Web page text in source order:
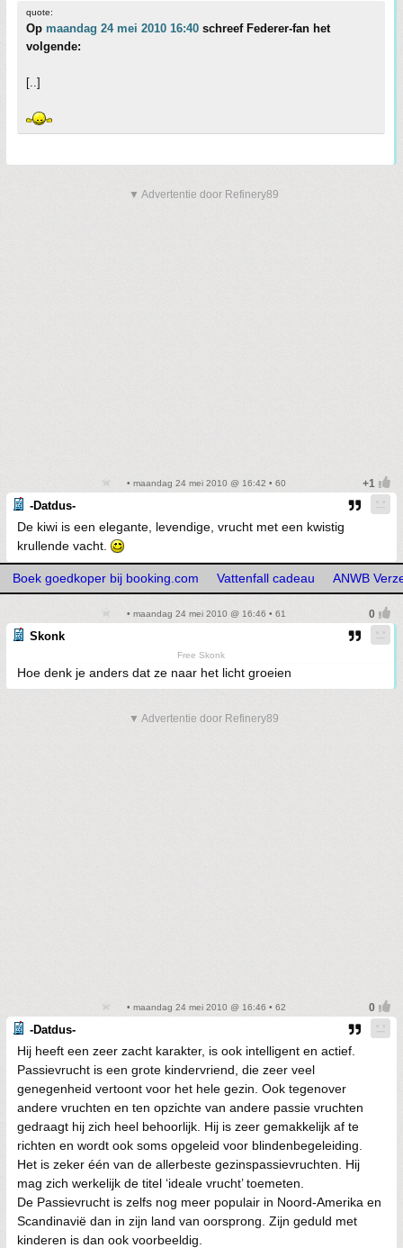
quote:
Op maandag 24 mei 2010 16:40 schreef Federer-fan het
volgende:
[..]
▼ Advertentie door Refinery89
• maandag 24 mei 2010 @ 16:42 • 60
-Datdus-
De kiwi is een elegante, levendige, vrucht met een kwistig
krullende vacht.
Boek goedkoper bij booking.com Vattenfall cadeau ANWB
• maandag 24 mei 2010 @ 16:46 • 61
Skonk
Free Skonk
Hoe denk je anders dat ze naar het licht groeien
▼ Advertentie door Refinery89
• maandag 24 mei 2010 @ 16:46 • 62
-Datdus-
Hij heeft een zeer zacht karakter, is ook intelligent en actief.
Passievrucht is een grote kindervriend, die zeer veel
genegenheid vertoont voor het hele gezin. Ook tegenover
andere vruchten en ten opzichte van andere passie vruchten
gedraagt hij zich heel behoorlijk. Hij is zeer gemakkelijk af te
richten en wordt ook soms opgeleid voor blindenbegeleiding.
Het is zeker één van de allerbeste gezinspassievruchten. Hij
mag zich werkelijk de titel ‘ideale vrucht’ toemeten.
De Passievrucht is zelfs nog meer populair in Noord-Amerika en
Scandinavië dan in zijn land van oorsprong. Zijn geduld met
kinderen is dan ook voorbeeldig.